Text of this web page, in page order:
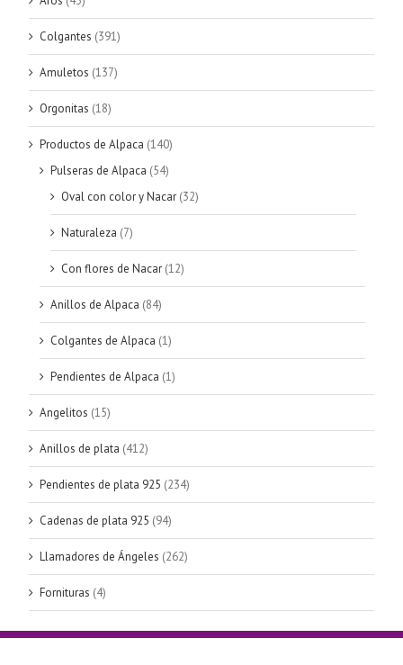
Colgantes (391)
Amuletos (137)
Orgonitas (18)
Productos de Alpaca (140)
Pulseras de Alpaca (54)
Oval con color y Nacar (32)
Naturaleza (7)
Con flores de Nacar (12)
Anillos de Alpaca (84)
Colgantes de Alpaca (1)
Pendientes de Alpaca (1)
Angelitos (15)
Anillos de plata (412)
Pendientes de plata 925 (234)
Cadenas de plata 925 (94)
Llamadores de Ángeles (262)
Fornituras (4)